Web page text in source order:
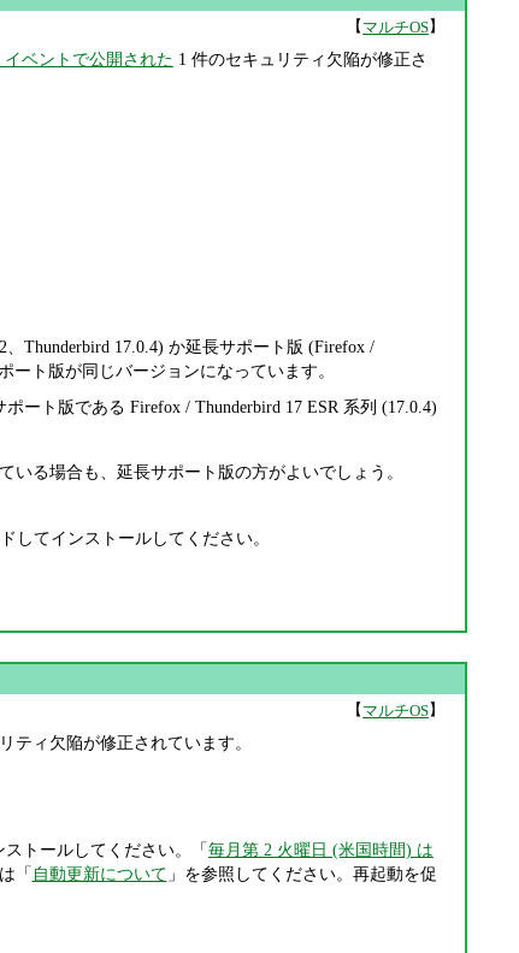
【 マルチOS】
イベントで公開された 1 件のセキュリティ欠陥が修正さ
、Thunderbird 17.0.4) か延長サポート版 (Firefox /
ート版が同じバージョンになっています。
ート版である Firefox / Thunderbird 17 ESR 系列 (17.0.4)
る場合も、延長サポート版の方がよいでしょう。
してインストールしてください。
【 マルチOS】
ティ欠陥が修正されています。
トールしてください。「毎月第 2 火曜日 (米国時間) は
「 自動更新について 」を参照してください。再起動を促